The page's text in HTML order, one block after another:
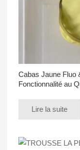
Cabas Jaune Fluo
Fonctionnalité au
Lire la suite